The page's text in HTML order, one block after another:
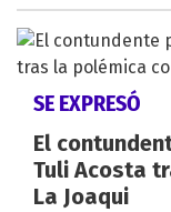
SE EXPRESÓ
El
Tuli Acosta
La Joaqui